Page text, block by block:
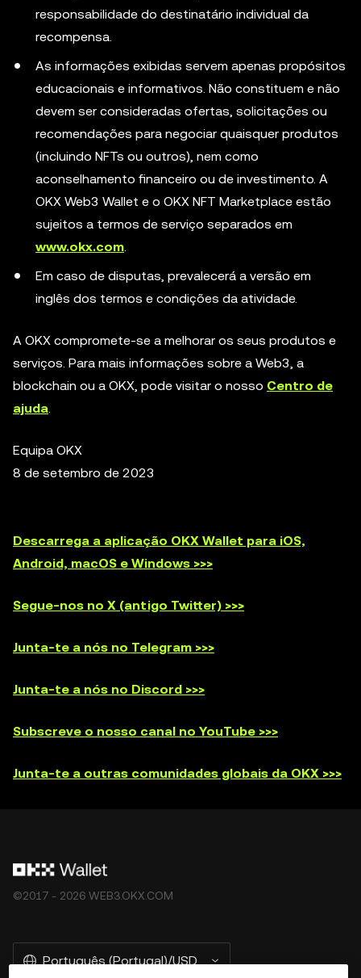
responsabilidade do destinatário individual da
recompensa.
As informações exibidas servem apenas propósitos
educacionais e informativos. Não constituem e não
devem ser consideradas ofertas, solicitações ou
recomendações para negociar quaisquer produtos
(incluindo NFTs ou outros), nem como
aconselhamento financeiro ou de investimento. A
OKX Web3 Wallet e o OKX NFT Marketplace estão
sujeitos a termos de serviço separados em
www.okx.com.
Em caso de disputas, prevalecerá a versão em
inglês dos termos e condições da atividade.
A OKX compromete-se a melhorar os seus produtos e
serviços. Para mais informações sobre a Web3, a
blockchain ou a OKX, pode visitar o nosso Centro de
ajuda.
Equipa OKX
8 de setembro de 2023
Descarrega a aplicação OKX Wallet para iOS,
Android, macOS e Windows >>>
Segue-nos no X (antigo Twitter) >>>
Junta-te a nós no Telegram >>>
Junta-te a nós no Discord >>>
Subscreve o nosso canal no YouTube >>>
Junta-te a outras comunidades globais da OKX >>>
©2017 - 2026 WEB3.OKX.COM
Português (Portugal)/USD